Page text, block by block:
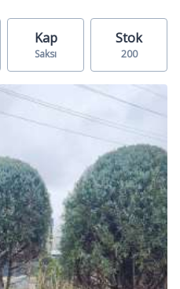
Kap
Saksı
Stok
200